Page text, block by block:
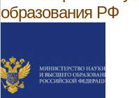
образования РФ